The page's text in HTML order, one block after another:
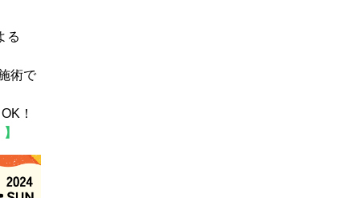
る
術で
！